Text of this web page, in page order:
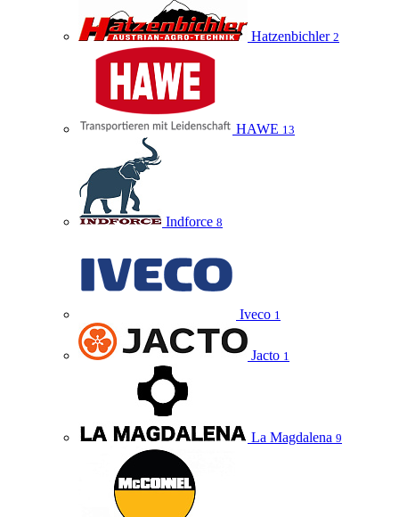
Hatzenbichler 2
HAWE 13
Indforce 8
Iveco 1
Jacto 1
La Magdalena 9